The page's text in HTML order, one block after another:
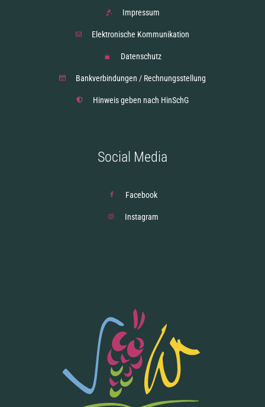
Impressum
Elektronische Kommunikation
Datenschutz
Bankverbindungen / Rechnungsstellung
Hinweis geben nach HinSchG
Social Media
Facebook
Instagram